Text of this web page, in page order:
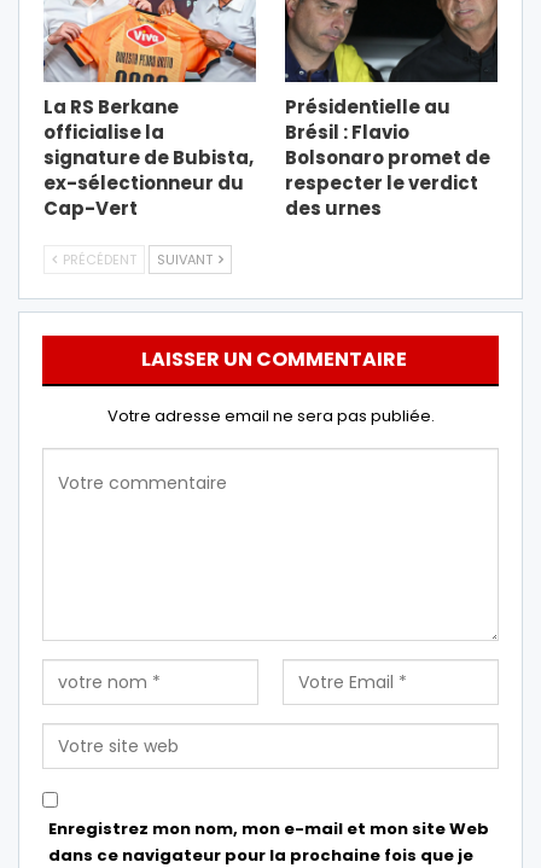
La RS Berkane
officialise la
signature de Bubista,
ex-sélectionneur du
Cap-Vert
Présidentielle au
Brésil : Flavio
Bolsonaro promet de
respecter le verdict
des urnes
PRÉCÉDENT SUIVANT
LAISSER UN COMMENTAIRE
Votre adresse email ne sera pas publiée.
Enregistrez mon nom, mon e-mail et mon site Web
dans ce navigateur pour la prochaine fois que je